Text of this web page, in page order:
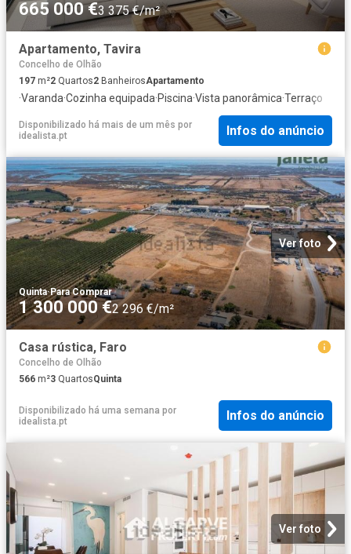
665 000 €3 375 €/m²
Apartamento, Tavira
Concelho de Olhão
197 m²2 Quartos2 BanheirosApartamento
·Varanda·Cozinha equipada·Piscina·Vista panorâmica·Terraço
Disponibilizado há mais de um mês por
idealista.pt
Infos do anúncio
Ver foto
Quinta·Para Comprar
1 300 000 €2 296 €/m²
Casa rústica, Faro
Concelho de Olhão
566 m²3 QuartosQuinta
Disponibilizado há uma semana por
idealista.pt
Infos do anúncio
Ver foto